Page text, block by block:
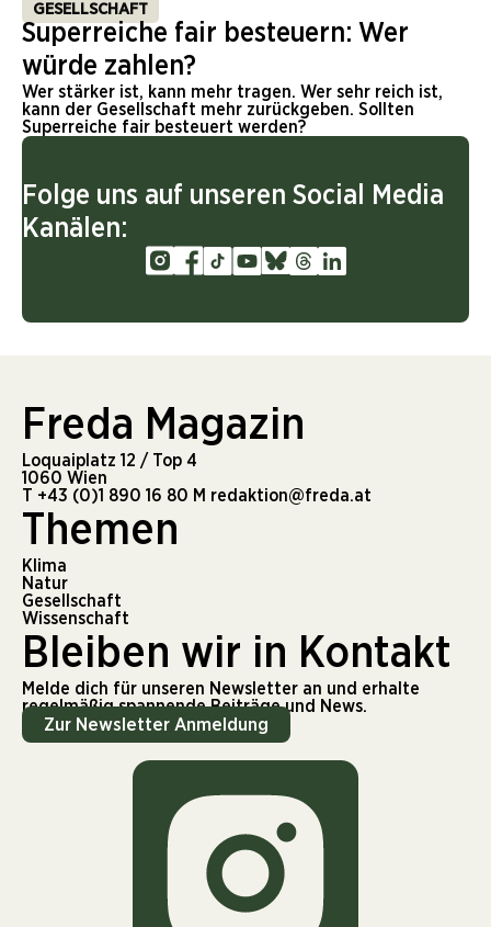
GESELLSCHAFT
Superreiche fair besteuern: Wer
würde zahlen?
Wer stärker ist, kann mehr tragen. Wer sehr reich ist,
kann der Gesellschaft mehr zurückgeben. Sollten
Superreiche fair besteuert werden?
Folge uns auf unseren Social Media
Kanälen:
Freda Magazin
Loquaiplatz 12 / Top 4
1060 Wien
T +43 (0)1 890 16 80 M redaktion@freda.at
Themen
Klima
Natur
Gesellschaft
Wissenschaft
Bleiben wir in Kontakt
Melde dich für unseren Newsletter an und erhalte
regelmäßig spannende Beiträge und News.
Zur Newsletter Anmeldung